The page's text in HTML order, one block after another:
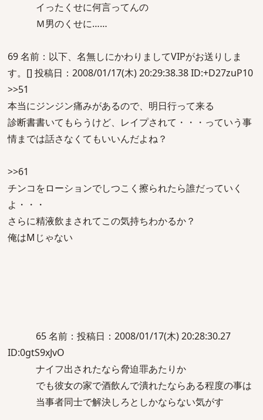
イったくせに何言ってんの
Ｍ男のくせに……
69 名前：以下、名無しにかわりましてVIPがお送りしま
す。[] 投稿日：2008/01/17(木) 20:29:38.38 ID:+D27zuP10
>>51
本当にジンジン痛みがあるので、明日行って来る
診断書書いてもらうけど、レイプされて・・・っていう事
情までは話さなくてもいいんだよね？
>>61
チンコをローションでしつこく擦られたら誰だっていく
よ・・・
さらに精液飲まされてこの気持ちわかるか？
俺はMじゃない
65 名前：投稿日：2008/01/17(木) 20:28:30.27
ID:0gtS9xJvO
ナイフ出されたなら脅迫罪あたりか
でも彼女の家で酒飲んで潰れたならある程度の事は
当事者同士で解決しろとしかならない気がす